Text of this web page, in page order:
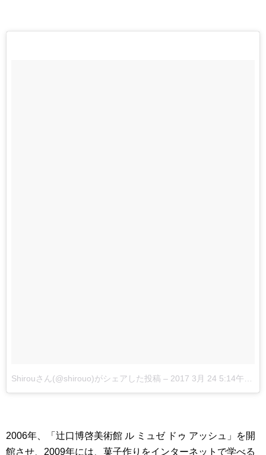
Shirouさん(@shirouo)がシェアした投稿 – 2017 3月 24 5:14午前 PDT
2006年、「辻口博啓美術館 ル ミュゼ ドゥ アッシュ」を開
館させ、2009年には、菓子作りをインターネットで学べる